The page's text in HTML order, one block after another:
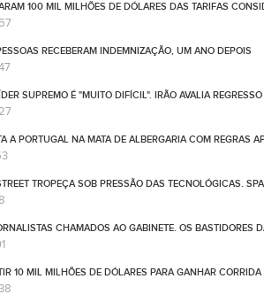
100 MIL MILHÕES DE DÓLARES DAS TARIFAS
RECEBERAM INDEMNIZAÇÃO, UM ANO DEPOIS
SUPREMO É "MUITO DIFÍCIL". IRÃO AVALIA
A PORTUGAL NA MATA DE ALBERGARIA COM REGRAS
TROPEÇA SOB PRESSÃO DAS TECNOLÓGICAS.
CHAMADOS AO GABINETE. OS BASTIDORES
10 MIL MILHÕES DE DÓLARES PARA GANHAR